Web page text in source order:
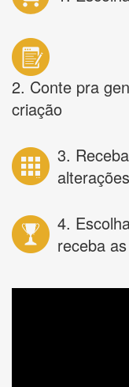
2. Conte pra
criação
3.
4.
receba